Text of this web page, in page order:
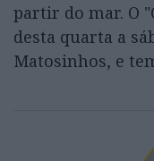
partir do mar. O
desta quarta a
Matosinhos, e